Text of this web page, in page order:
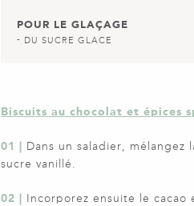
POUR LE GLAÇAGE
DU SUCRE GLACE
Biscuits au chocolat et épices
01 | Dans un saladier,
sucre vanillé.
02 | Incorporez ensuite le cacao